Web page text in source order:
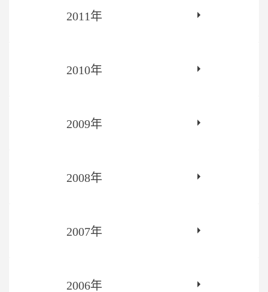
2011年
2010年
2009年
2008年
2007年
2006年